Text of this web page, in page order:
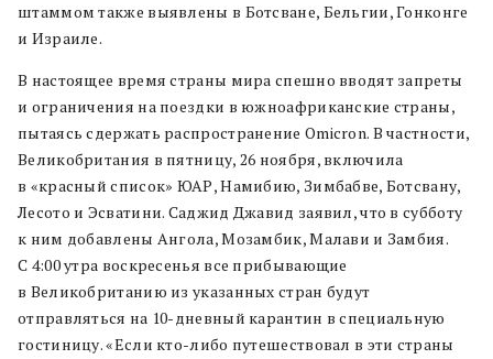
штаммом также выявлены в Ботсване, Бельгии, Гонконге
и Израиле.
В настоящее время страны мира спешно вводят запреты
и ограничения на поездки в южноафриканские страны,
пытаясь сдержать распространение Omicron. В частности,
Великобритания в пятницу, 26 ноября, включила
в «красный список» ЮАР, Намибию, Зимбабве, Ботсвану,
Лесото и Эсватини. Саджид Джавид заявил, что в субботу
к ним добавлены Ангола, Мозамбик, Малави и Замбия.
С 4:00 утра воскресенья все прибывающие
в Великобританию из указанных стран будут
отправляться на 10-дневный карантин в специальную
гостиницу. «Если кто-либо путешествовал в эти страны